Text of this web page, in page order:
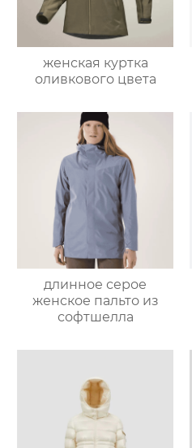
женская куртка
оливкового цвета
длинное серое
женское пальто из
софтшелла